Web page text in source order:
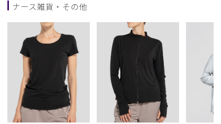
ナース雑貨・その他